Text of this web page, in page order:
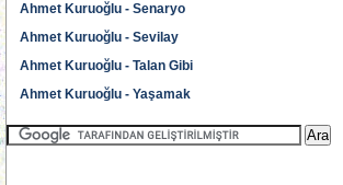
Ahmet Kuruoğlu - Senaryo
Ahmet Kuruoğlu - Sevilay
Ahmet Kuruoğlu - Talan Gibi
Ahmet Kuruoğlu - Yaşamak